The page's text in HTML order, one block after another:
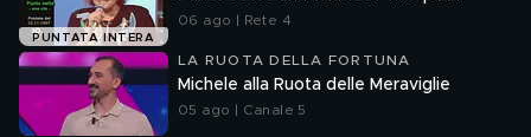
PUNTATA INTERA
06 ago | Rete 4
LA RUOTA DELLA FORTUNA
Michele alla Ruota delle Meraviglie
05 ago | Canale 5